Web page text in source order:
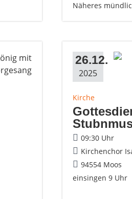
Näheres
26.12.
2025
Kirche
09:30 Uhr
Kirchenchor
94554 Moos
einsingen 9 Uhr